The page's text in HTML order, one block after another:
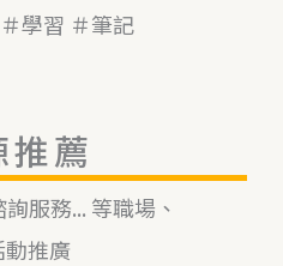
學習 ＃筆記
推薦
服務... 等職場、
推廣